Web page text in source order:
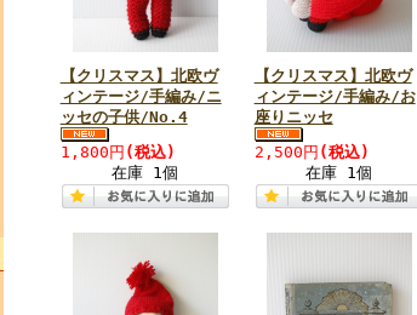
【クリスマス】北欧ヴ
ィンテージ/手編み/ニ
ッセの子供/No.4
1,800円 (税込)
在庫 1個
【クリスマス】北欧ヴ
ィンテージ/手編み/お
座りニッセ
2,500円 (税込)
在庫 1個